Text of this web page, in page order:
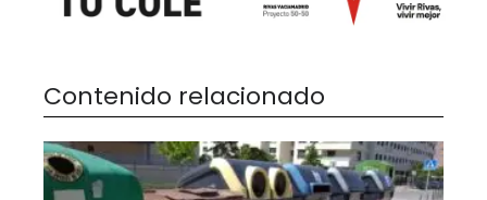
Contenido relacionado